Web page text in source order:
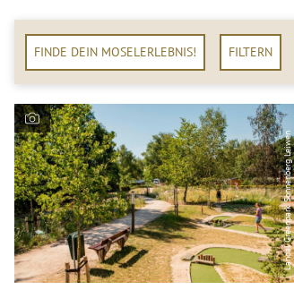
FINDE DEIN MOSELERLEBNIS! FILTERN
Landal Greenpark Sonnenberg Leiwen